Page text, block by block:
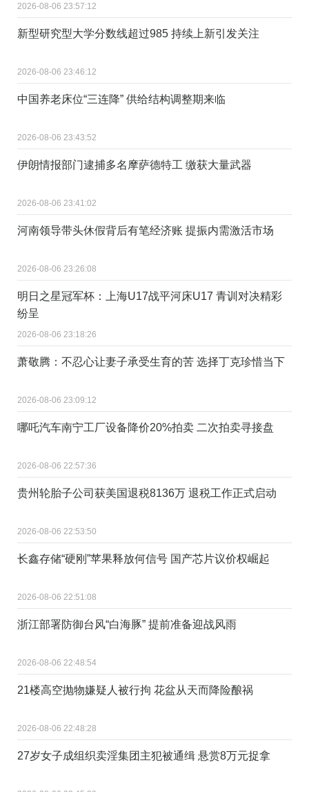
2026-08-06 23:57:12
新型研究型大学分数线超过985 持续上新引发关注
2026-08-06 23:46:12
中国养老床位“三连降” 供给结构调整期来临
2026-08-06 23:43:52
伊朗情报部门逮捕多名摩萨德特工 缴获大量武器
2026-08-06 23:41:02
河南领导带头休假背后有笔经济账 提振内需激活市场
2026-08-06 23:26:08
明日之星冠军杯：上海U17战平河床U17 青训对决精彩
纷呈
2026-08-06 23:18:26
萧敬腾：不忍心让妻子承受生育的苦 选择丁克珍惜当下
2026-08-06 23:09:12
哪吒汽车南宁工厂设备降价20%拍卖 二次拍卖寻接盘
2026-08-06 22:57:36
贵州轮胎子公司获美国退税8136万 退税工作正式启动
2026-08-06 22:53:50
长鑫存储“硬刚”苹果释放何信号 国产芯片议价权崛起
2026-08-06 22:51:08
浙江部署防御台风“白海豚” 提前准备迎战风雨
2026-08-06 22:48:54
21楼高空抛物嫌疑人被行拘 花盆从天而降险酿祸
2026-08-06 22:48:28
27岁女子成组织卖淫集团主犯被通缉 悬赏8万元捉拿